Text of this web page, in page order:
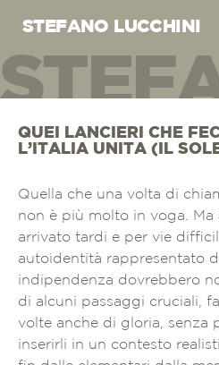
STEFANO LUCCHINI
QUEI LANCIERI CHE
L’ITALIA UNITA (IL
Quella che una volta di
non è più molto in voga. Ma
arrivato tardi e per vie
autoidentità rappresentato
indipendenza dovrebbero
di alcuni passaggi cruciali,
volte anche di gloria, senza
inserirli in un contesto